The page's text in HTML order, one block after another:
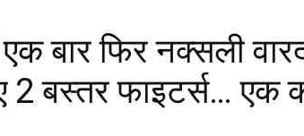
बार फिर नक्सली
बस्तर फाइटर्स… एक